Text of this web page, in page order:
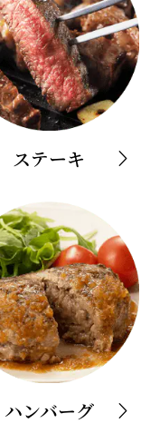
ステーキ
ハンバーグ